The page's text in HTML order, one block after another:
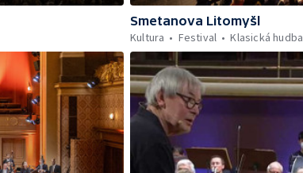
Smetanova Litomyšl
Kultura
Festival Klasická hudba